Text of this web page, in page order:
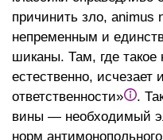
причинить зло, animus
непременным и
шиканы. Там, где такое
естественно, исчезает
ответственности»
.
вины — необходимый
норм